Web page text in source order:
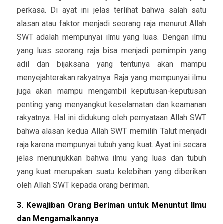
perkasa. Di ayat ini jelas terlihat bahwa salah satu
alasan atau faktor menjadi seorang raja menurut Allah
SWT adalah mempunyai ilmu yang luas. Dengan ilmu
yang luas seorang raja bisa menjadi pemimpin yang
adil dan bijaksana yang tentunya akan mampu
menyejahterakan rakyatnya. Raja yang mempunyai ilmu
juga akan mampu mengambil keputusan-keputusan
penting yang menyangkut keselamatan dan keamanan
rakyatnya. Hal ini didukung oleh pernyataan Allah SWT
bahwa alasan kedua Allah SWT memilih Talut menjadi
raja karena mempunyai tubuh yang kuat. Ayat ini secara
jelas menunjukkan bahwa ilmu yang luas dan tubuh
yang kuat merupakan suatu kelebihan yang diberikan
oleh Allah SWT kepada orang beriman.
3. Kewajiban Orang Beriman untuk Menuntut Ilmu
dan Mengamalkannya